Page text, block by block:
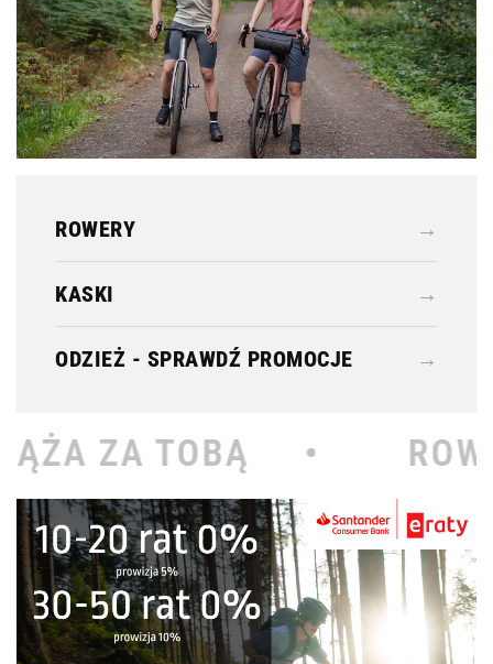
ROWERY →
KASKI →
ODZIEŻ - SPRAWDŹ PROMOCJE →
• ROWEROWY